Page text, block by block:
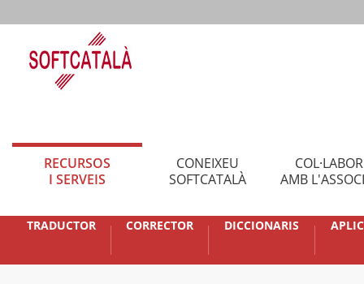
RECURSOS
I SERVEIS
CONEIXEU
SOFTCATALÀ
AMB
TRADUCTOR CORRECTOR DICCIONARIS